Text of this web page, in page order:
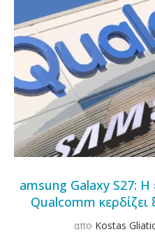
amsung Galaxy S27: Η
Qualcomm
απο Kostas